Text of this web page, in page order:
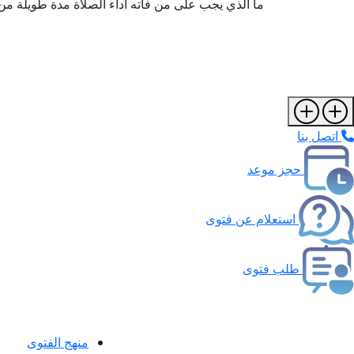
ما الذي يجب على من فاته أداء الصلاة مدة طويلة
اتصل بنا
حجز موعد
استعلام عن فتوى
طلب فتوى
منهج الفتوى